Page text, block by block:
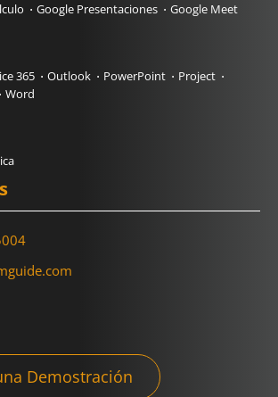
Google Presentaciones Google Meet
365 Outlook PowerPoint
Project
Word
Demostración